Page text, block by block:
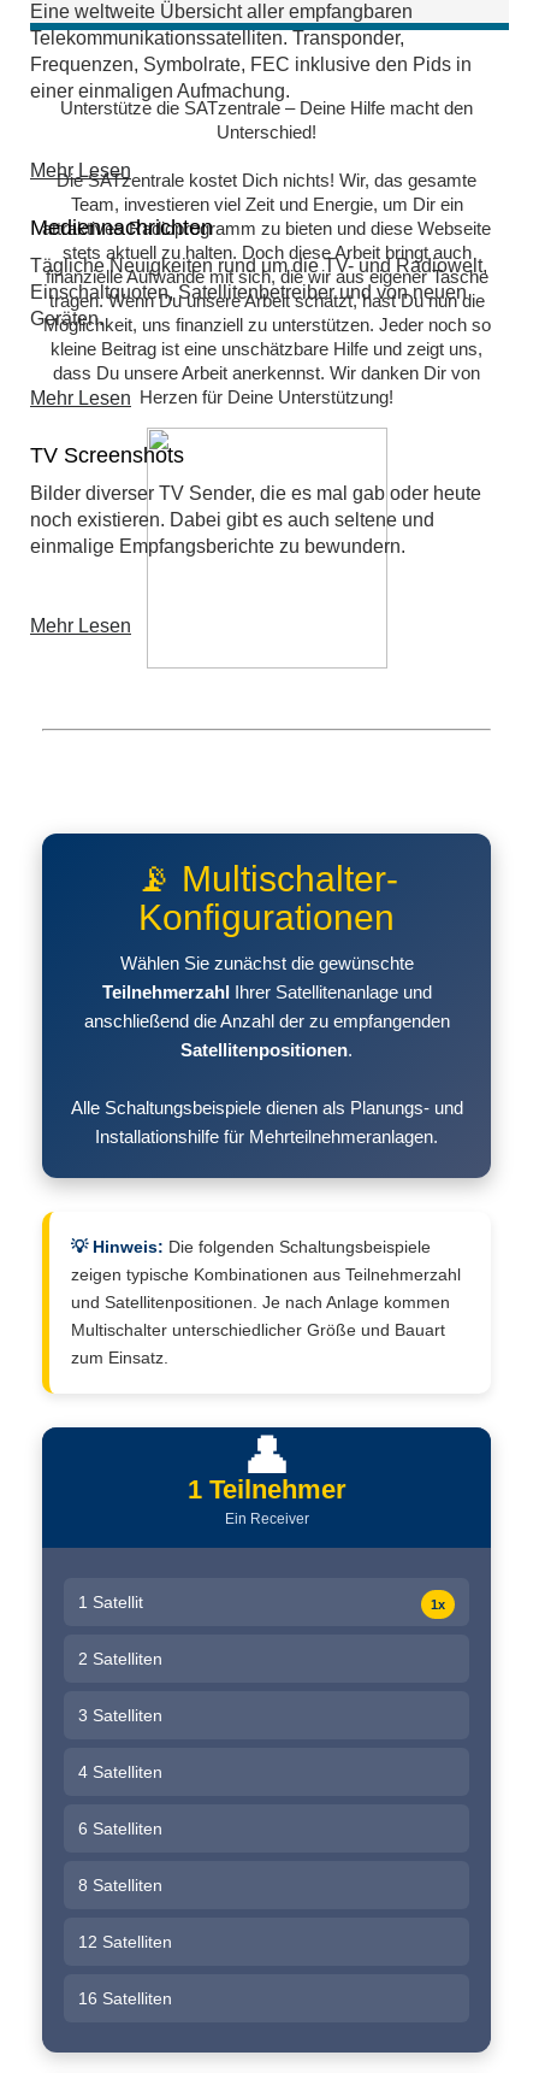
Eine weltweite Übersicht aller empfangbaren
Telekommunikationssatelliten. Transponder,
Frequenzen, Symbolrate, FEC inklusive den Pids in
einer einmaligen Aufmachung.
Mehr Lesen
Mediennachrichten
Tägliche Neuigkeiten rund um die TV- und Radiowelt,
Einschaltquoten, Satellitenbetreiber und von neuen
Geräten.
Mehr Lesen
TV Screenshots
Bilder diverser TV Sender, die es mal gab oder heute
noch existieren. Dabei gibt es auch seltene und
einmalige Empfangsberichte zu bewundern.
Mehr Lesen
Unterstütze die SATzentrale – Deine Hilfe macht den
Unterschied!
Die SATzentrale kostet Dich nichts! Wir, das gesamte
Team, investieren viel Zeit und Energie, um Dir ein
attraktives Radioprogramm zu bieten und diese Webseite
stets aktuell zu halten. Doch diese Arbeit bringt auch
finanzielle Aufwände mit sich, die wir aus eigener Tasche
tragen. Wenn Du unsere Arbeit schätzt, hast Du nun die
Möglichkeit, uns finanziell zu unterstützen. Jeder noch so
kleine Beitrag ist eine unschätzbare Hilfe und zeigt uns,
dass Du unsere Arbeit anerkennst. Wir danken Dir von
Herzen für Deine Unterstützung!
📡 Multischalter-
Konfigurationen
Wählen Sie zunächst die gewünschte
TeilnehmerzahlIhrer Satellitenanlage und
anschließend die Anzahl der zu empfangenden
Satellitenpositionen.
Alle Schaltungsbeispiele dienen als Planungs- und
Installationshilfe für Mehrteilnehmeranlagen.
💡 Hinweis: Die folgenden Schaltungsbeispiele
zeigen typische Kombinationen aus Teilnehmerzahl
und Satellitenpositionen. Je nach Anlage kommen
Multischalter unterschiedlicher Größe und Bauart
zum Einsatz.
👤
1 Teilnehmer
Ein Receiver
1 Satellit 1x
2 Satelliten
3 Satelliten
4 Satelliten
6 Satelliten
8 Satelliten
12 Satelliten
16 Satelliten